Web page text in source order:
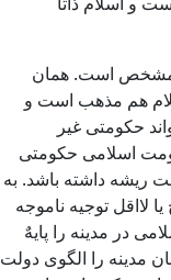
مشخص است. همان
هم مذهب است و
حکومتی غیر
اسلامی حکومتی
ریشه داشته باشد. به
لااقل توجیه ناموجه
در مدینه را پایهٌ
مدینه را الگوی دولت